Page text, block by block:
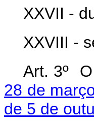
XXVII -
XXVIII -
Art. 3º
28 de
de 5 de